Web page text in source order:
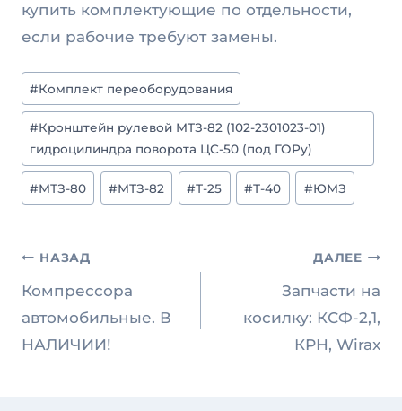
купить комплектующие по отдельности,
если рабочие требуют замены.
Метки
записи:
#Комплект переоборудования
#Кронштейн рулевой МТЗ-82 (102-2301023-01)
гидроцилиндра поворота ЦС-50 (под ГОРу)
#МТЗ-80 #МТЗ-82 #Т-25 #Т-40 #ЮМЗ
Навигация
по
записям
НАЗАД
Компрессора
автомобильные. В
НАЛИЧИИ!
ДАЛЕЕ
Запчасти на
косилку: КСФ-2,1,
КРН, Wirax